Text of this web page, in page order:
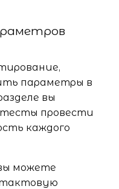
параметры в
вы
провести
каждого
можете